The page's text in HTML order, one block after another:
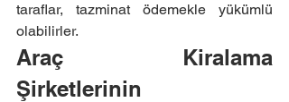
taraflar, tazminat ödemekle yükümlü
olabilirler.
Araç Kiralama
Şirketlerinin